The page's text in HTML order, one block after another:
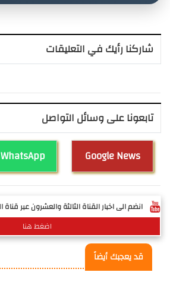
شاركنا رأيك في التعليقات
تابعونا على وسائل التواصل
WhatsApp Google News
انضم الى اخبار القناة الثالثة والعشرون عبر قناة
اضغط هنا
قد يعجبك أيضاً